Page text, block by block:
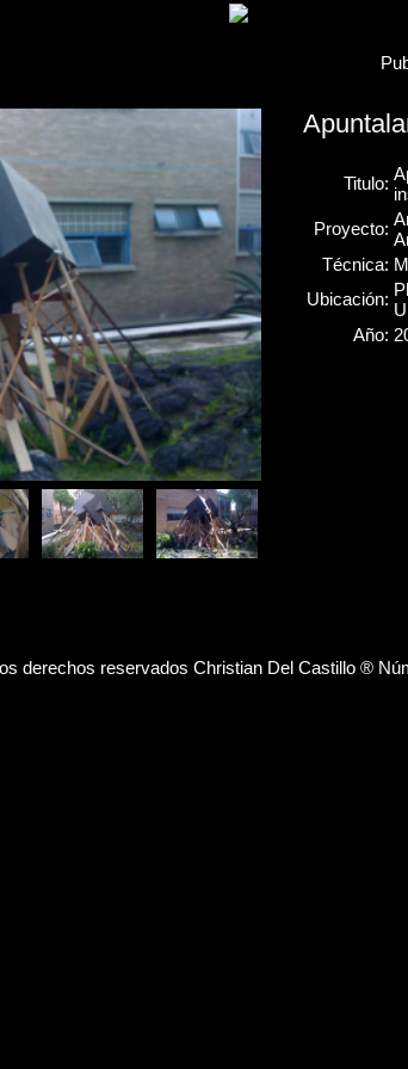
Titulo:
Proyecto:
Técnica:
Ubicación:
Año:
derechos reservados Christian Del Castillo ®